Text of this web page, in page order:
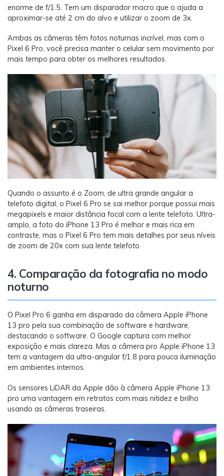
enorme de f/1.5. Tem um disparador macro que o ajuda a
aproximar-se até 2 cm do alvo e utilizar o zoom de 3x.
Ambas as câmeras têm fotos noturnas incrível, mas com o
Pixel 6 Pro, você precisa manter o celular sem movimento por
mais tempo para obter os melhores resultados.
Quando o assunto é o Zoom, de ultra grande angular a
telefoto digital, o Pixel 6 Pro se sai melhor porque possui mais
megapixels e maior distância focal com a lente telefoto. Ultra-
amplo, a foto do iPhone 13 Pro é melhor e mais rica em
contraste, mas o Pixel 6 Pro tem mais detalhes por seus níveis
de zoom de 20x com sua lente telefoto.
4. Comparação da fotografia no modo
noturno
O Pixel Pro 6 ganha em disparado da câmera Apple iPhone
13 pro pela sua combinação de software e hardware,
destacando o software. O Google captura com melhor
exposição e mais clareza. Mas a câmera pro Apple iPhone 13
tem a vantagem da ultra-angular f/1.8 para pouca iluminação
em ambientes internos.
Os sensores LiDAR da Apple dão à câmera Apple iPhone 13
pro uma vantagem em retratos com mais nitidez e brilho
usando as câmeras traseiras.